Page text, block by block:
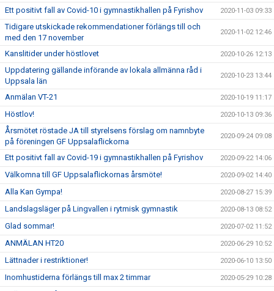
Ett positivt fall av Covid-10 i gymnastikhallen på Fyrishov 2020-11-03 09:33
Tidigare utskickade rekommendationer förlängs till och
med den 17 november
2020-11-02 12:46
Kanslitider under höstlovet 2020-10-26 12:13
Uppdatering gällande införande av lokala allmänna råd i
Uppsala län
2020-10-23 13:44
Anmälan VT-21 2020-10-19 11:17
Höstlov! 2020-10-13 09:36
Årsmötet röstade JA till styrelsens förslag om namnbyte
på föreningen GF Uppsalaflickorna
2020-09-24 09:08
Ett positivt fall av Covid-19 i gymnastikhallen på Fyrishov 2020-09-22 14:06
Välkomna till GF Uppsalaflickornas årsmöte! 2020-09-02 14:40
Alla Kan Gympa! 2020-08-27 15:39
Landslagsläger på Lingvallen i rytmisk gymnastik 2020-08-13 08:52
Glad sommar! 2020-07-02 11:52
ANMÄLAN HT20 2020-06-29 10:52
Lättnader i restriktioner! 2020-06-10 13:50
Inomhustiderna förlängs till max 2 timmar 2020-05-29 10:28